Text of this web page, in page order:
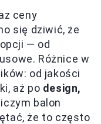
ceny
się dziwić, że
— od
Różnice w
od jakości
aż po design,
balon
że to często